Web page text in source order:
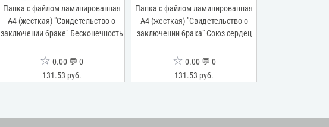
Папка с файлом ламинированная
А4 (жесткая) "Свидетельство о
заключении браке" Бесконечность
☆ 0.00 💬 0
131.53 руб.
Папка с файлом ламинированная
А4 (жесткая) "Свидетельство о
заключении брака" Союз сердец
☆ 0.00 💬 0
131.53 руб.